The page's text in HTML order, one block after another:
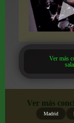
Ver más
Ver más
Madrid